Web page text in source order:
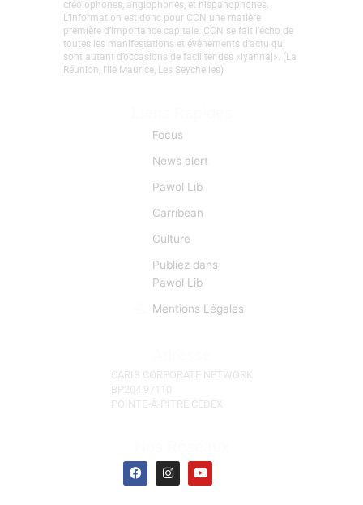
entre caribéens, indocréoles, francophones,
L’information est donc pour CCN une matière
toutes les manifestations et évènements d'actu qui
Réunion, l'Ile Maurice, Les Seychelles)
Liens Rapides
Focus
News alert
Culture
Publiez dans